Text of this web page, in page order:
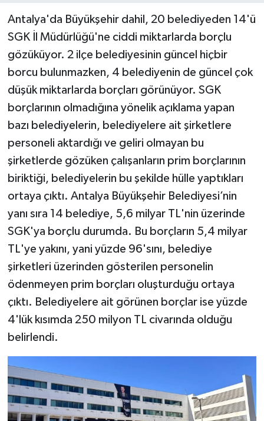
Antalya'da Büyükşehir dahil, 20 belediyeden 14'ü
SGK İl Müdürlüğü'ne ciddi miktarlarda borçlu
gözüküyor. 2 ilçe belediyesinin güncel hiçbir
borcu bulunmazken, 4 belediyenin de güncel çok
düşük miktarlarda borçları görünüyor. SGK
borçlarının olmadığına yönelik açıklama yapan
bazı belediyelerin, belediyelere ait şirketlere
personeli aktardığı ve geliri olmayan bu
şirketlerde gözüken çalışanların prim borçlarının
biriktiği, belediyelerin bu şekilde hülle yaptıkları
ortaya çıktı. Antalya Büyükşehir Belediyesi’nin
yanı sıra 14 belediye, 5,6 milyar TL'nin üzerinde
SGK'ya borçlu durumda. Bu borçların 5,4 milyar
TL'ye yakını, yani yüzde 96'sını, belediye
şirketleri üzerinden gösterilen personelin
ödenmeyen prim borçları oluşturduğu ortaya
çıktı. Belediyelere ait görünen borçlar ise yüzde
4'lük kısımda 250 milyon TL civarında olduğu
belirlendi.